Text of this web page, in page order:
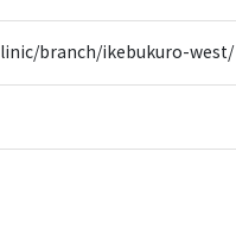
branch/ikebukuro-west/